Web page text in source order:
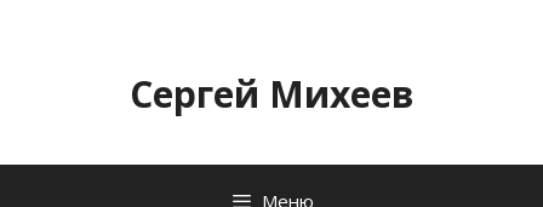
содержимомуСергей Михеев
Меню